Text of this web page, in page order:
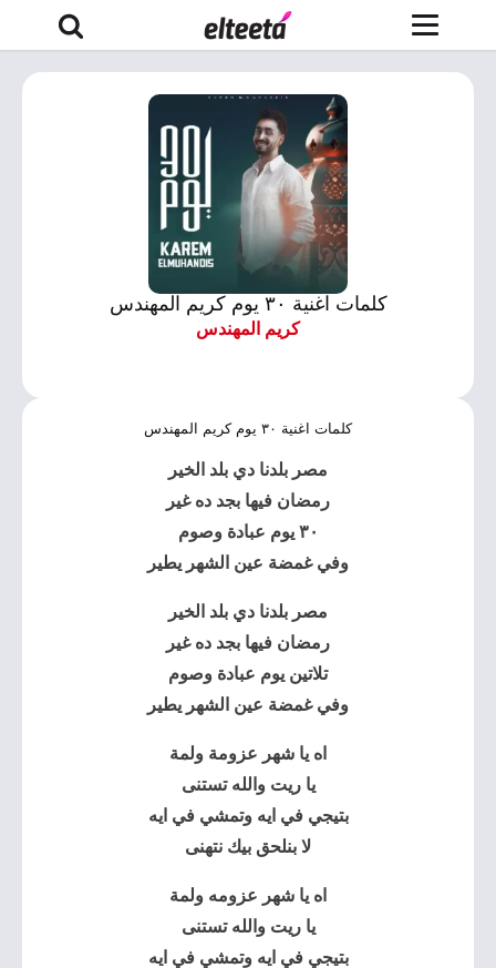
كلمات اغنية ٣٠ يوم كريم المهندس
كريم المهندس
كلمات اغنية ٣٠ يوم كريم المهندس
مصر بلدنا دي بلد الخير
رمضان فيها بجد ده غير
٣٠ يوم عبادة وصوم
وفي غمضة عين الشهر يطير
مصر بلدنا دي بلد الخير
رمضان فيها بجد ده غير
تلاتين يوم عبادة وصوم
وفي غمضة عين الشهر يطير
اه يا شهر عزومة ولمة
يا ريت والله تستنى
بتيجي في ايه وتمشي في ايه
لا بنلحق بيك نتهنى
اه يا شهر عزومه ولمة
يا ريت والله تستنى
بتيجي في ايه وتمشي في ايه